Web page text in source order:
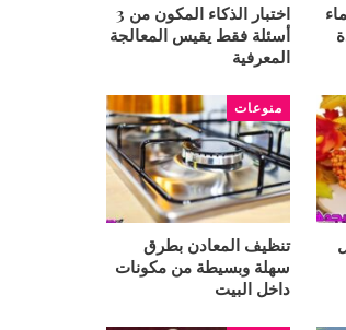
اختبار الذكاء المكون من 3
أسئلة فقط يقيس المعالجة
المعرفية
منوعات
تنظيف المعادن بطرق
سهلة وبسيطة من مكونات
داخل البيت